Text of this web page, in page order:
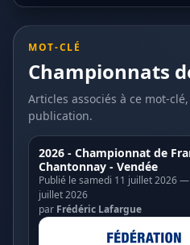
MOT-CLÉ
Championnats
Articles associés à ce mot-
publication.
2026 - Championnat de
Chantonnay - Vendée
Publié le samedi 11 juillet 2026
juillet 2026
par Frédéric Lafargue